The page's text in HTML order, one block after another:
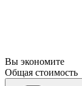
Вы экономите
Общая стоимость